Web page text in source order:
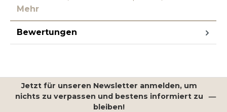
Mehr
Bewertungen
Jetzt für unseren Newsletter anmelden, um
nichts zu verpassen und bestens informiert zu
bleiben!